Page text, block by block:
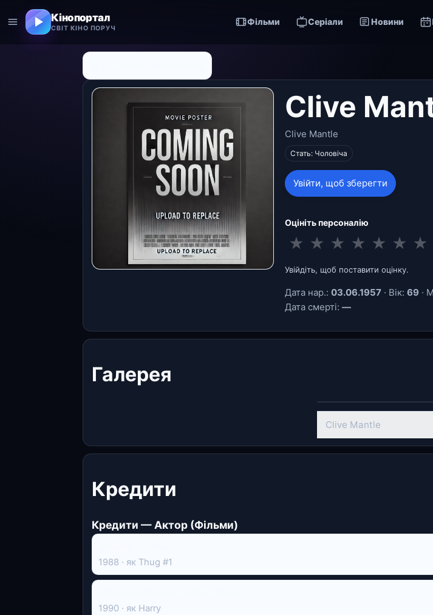
Кінопортал
СВІТ КІНО ПОРУЧ
Фільми Серіали Новини
Clive
Clive Mantle
Стать: Чоловіча
Увійти, щоб зберегти
Оцініть персоналію
★ ★ ★ ★ ★ ★ ★
Увійдіть, щоб поставити оцінку.
Дата нар.: 03.06.1957 · Вік: 69 ·
Дата смерті: —
Галерея
Clive Mantle
Кредити
Кредити — Актор (Фільми)
1988 · як Thug #1
1990 · як Harry